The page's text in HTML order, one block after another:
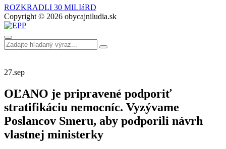
ROZKRADLI 30 MILIáRD
Copyright © 2026 obycajniludia.sk
27.sep
OĽANO je pripravené podporiť
stratifikáciu nemocníc. Vyzývame
Poslancov Smeru, aby podporili návrh
vlastnej ministerky